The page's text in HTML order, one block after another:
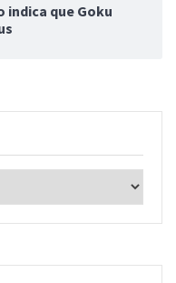
indica que Goku